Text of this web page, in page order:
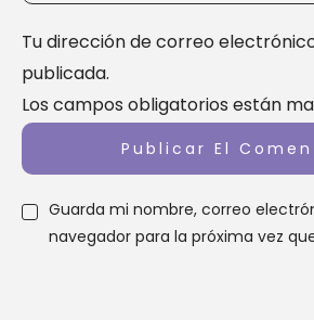
Tu dirección de correo
publicada.
Los campos obligatorios están
Guarda mi nombre, correo
navegador para la próxima vez